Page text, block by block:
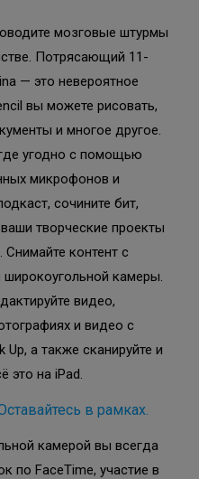
мозговые штурмы
Потрясающий 11-
— это невероятное
вы можете рисовать,
и многое другое.
угодно с помощью
микрофонов и
сочините бит,
творческие проекты
Снимайте контент с
камеры.
видео,
и видео с
а также сканируйте и
это на iPad.
в рамках.
камерой вы всегда
по FaceTime, участие в